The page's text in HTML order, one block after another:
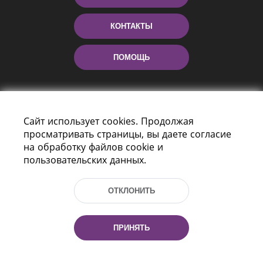
КОНТАКТЫ
ПОМОЩЬ
Пр-т Независимости 116
г. Минск, Республика Беларусь, 220114
Тел.: (+375 17) 368 37 37, Факс: (+375 17)
Эл. почта: inbox@nlb.by
Сайт использует cookies. Продолжая
просматривать страницы, вы даете согласие
на обработку файлов cookie и
пользовательских данных.
ОТКЛОНИТЬ
ПРИНЯТЬ